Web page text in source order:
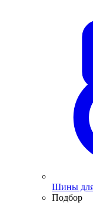
Шины для
Подбор